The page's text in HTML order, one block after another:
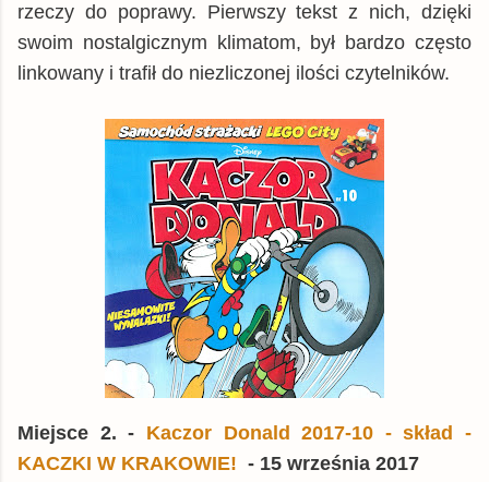
rzeczy do poprawy. Pierwszy tekst z nich, dzięki
swoim nostalgicznym klimatom, był bardzo często
linkowany i trafił do niezliczonej ilości czytelników.
Miejsce 2. - Kaczor Donald 2017-10 - skład -
KACZKI W KRAKOWIE! - 15 września 2017